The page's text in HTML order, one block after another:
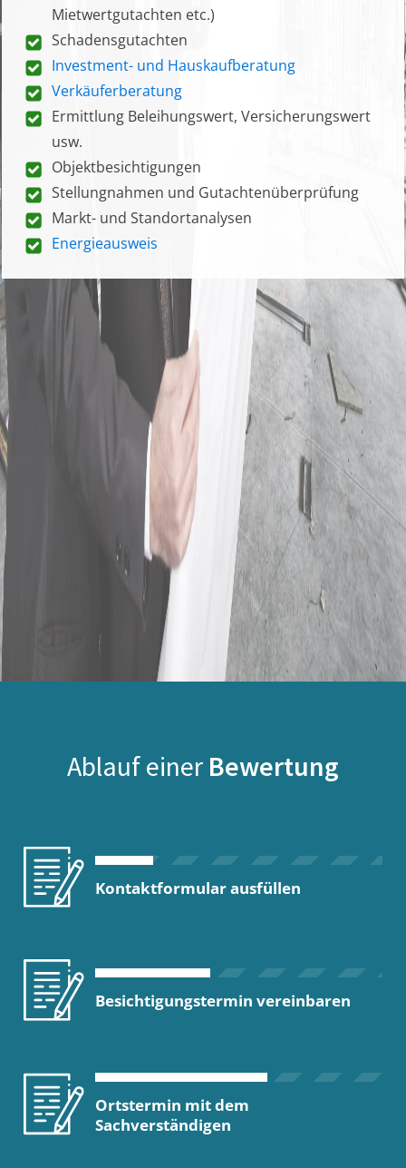
Mietwertgutachten etc.)
Schadensgutachten
Investment- und Hauskaufberatung
Verkäuferberatung
Ermittlung Beleihungswert, Versicherungswert
usw.
Objektbesichtigungen
Stellungnahmen und Gutachtenüberprüfung
Markt- und Standortanalysen
Energieausweis
Ablauf einer Bewertung
Kontaktformular ausfüllen
Besichtigungstermin vereinbaren
Ortstermin mit dem
Sachverständigen